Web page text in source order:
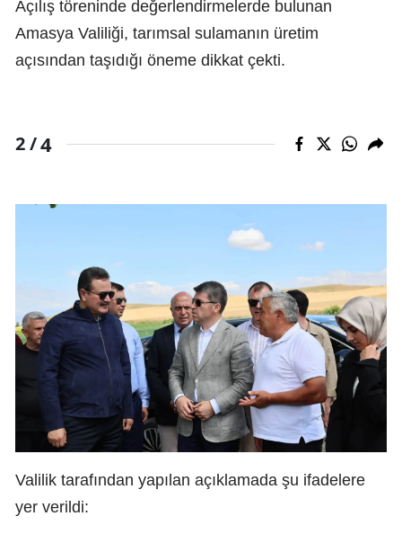
Açılış töreninde değerlendirmelerde bulunan
Amasya Valiliği, tarımsal sulamanın üretim
açısından taşıdığı öneme dikkat çekti.
2 /4
Valilik tarafından yapılan açıklamada şu ifadelere
yer verildi: